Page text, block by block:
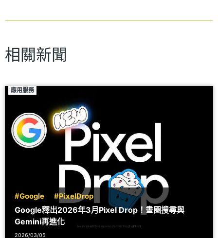
相關新聞
應用服務
#Google #PixelDrop
Google釋出2026年3月Pixel Drop！畫圈搜尋與
Gemini再進化
2026/03/05